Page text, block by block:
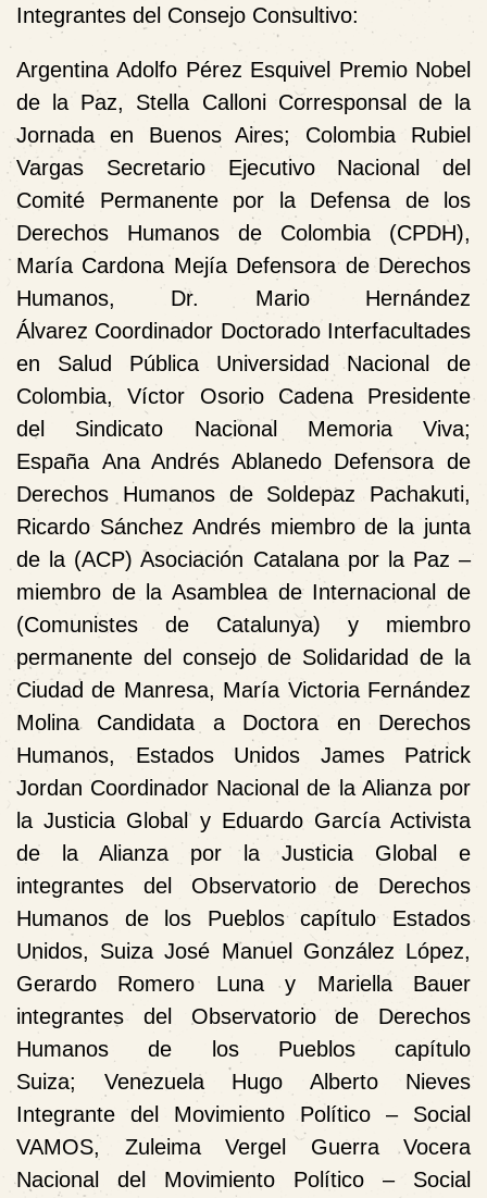
Integrantes del Consejo Consultivo:
ArgentinaAdolfo Pérez Esquivel Premio Nobel
de la Paz, Stella Calloni Corresponsal de la
Jornada en Buenos Aires;
Colombia Rubiel
Vargas Secretario Ejecutivo Nacional del
Comité Permanente por la Defensa de los
Derechos Humanos de Colombia (CPDH),
María Cardona Mejía Defensora de Derechos
Humanos, Dr. Mario Hernández
Álvarez Coordinador Doctorado Interfacultades
en Salud Pública Universidad Nacional de
Colombia, Víctor Osorio Cadena Presidente
del Sindicato Nacional Memoria Viva;
España Ana Andrés Ablanedo Defensora de
Derechos Humanos de Soldepaz Pachakuti,
Ricardo Sánchez Andrés miembro de la junta
de la (ACP) Asociación Catalana por la Paz –
miembro de la Asamblea de Internacional de
(Comunistes de Catalunya) y miembro
permanente del consejo de Solidaridad de la
Ciudad de Manresa, María Victoria Fernández
Molina Candidata a Doctora en Derechos
Humanos, Estados Unidos James Patrick
Jordan Coordinador Nacional de la Alianza por
la Justicia Global y Eduardo García Activista
de la Alianza por la Justicia Global e
integrantes del Observatorio de Derechos
Humanos de los Pueblos capítulo Estados
Unidos, SuizaJosé Manuel González López,
Gerardo Romero Luna y Mariella Bauer
integrantes del Observatorio de Derechos
Humanos de los Pueblos capítulo
Suiza; Venezuela Hugo Alberto Nieves
Integrante del Movimiento Político – Social
VAMOS, Zuleima Vergel Guerra Vocera
Nacional del Movimiento Político – Social